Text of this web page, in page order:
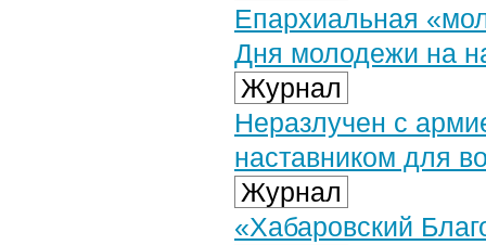
Епархиальная
Дня молодежи на
Журнал
Неразлучен с
наставником для
Журнал
«Хабаровский